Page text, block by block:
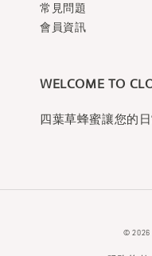
常見問題
會員資訊
WELCOME TO
四葉草蜂蜜讓您的
© 2026